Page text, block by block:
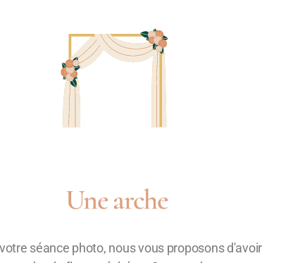
Une arche
séance photo, nous vous proposons d'avoir